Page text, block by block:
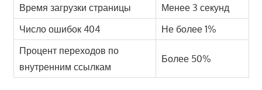
Время загрузки страницы
Менее 3 секунд
Число ошибок 404
Не более 1%
Процент переходов по
внутренним ссылкам
Более 50%